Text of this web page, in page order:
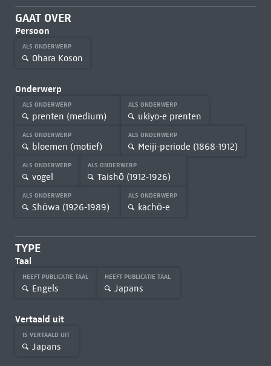
GAAT OVER
Persoon
ALS ONDERWERP
Ohara Koson
Onderwerp
ALS ONDERWERP
prenten (medium)
ALS ONDERWERP
ukiyo-e prenten
ALS ONDERWERP
bloemen (motief)
ALS ONDERWERP
Meiji-periode (1868-1912)
ALS ONDERWERP
vogel
ALS ONDERWERP
Taishō (1912-1926)
ALS ONDERWERP
Shōwa (1926-1989)
ALS ONDERWERP
kachō-e
TYPE
Taal
HEEFT PUBLICATIE TAAL
Engels
HEEFT PUBLICATIE TAAL
Japans
Vertaald uit
IS VERTAALD UIT
Japans